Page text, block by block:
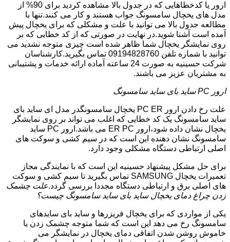
ارور یا کدخطاهایی که در جدول بالا مشاهده کردید برای 90% از
مدل های یخچال سامسونگ جواب هستند و کار می کنند.تنها با
مطالعه جدول بالا می توانید با علت و مشکلی که برای یخچال پیش
آمده است آشنا شوید.در نهایت در صورتی که از کد خطایی که بر
روی نمایشگر یخچال شما ظاهر شده است چیزی متوجه نشدید می
توانید با شماره تلفن 09194828760 تماس بگیرید.کارشناسان
شرکت حسینیه به صورت 24 ساعته آماده ارائه خدمات و پشتیبانی
به مشتریان عزیز می باشند.
ارور PC ساید بای ساید سامسونگ
علت رخ دادن ارور PC ER یخچال سامسونگدر مدل ای ساید بای
ساید سامسونگ یک کد خطایی که اغلب می تواند بر روی نمایشگر
یخچال نشان داده شود،ارور ER PC می باشد.ارور PC ساید
سامسونگ نشان دهنده این است که در سیم کشی و سوکت های
اصلی ارتباطی دستگاه مشکلی وجود دارد.
برای حل مشکل پیشنهاد حسینیه این است که با نمایندگی مجاز
تعمیرات یخچال SAMSUNG تماس بگیرید تا سیم کشی و سوکت
های اصلی برق و ارتباطی دستگاه مجددا بررسی گردد.علت چشمک
زدن چراغ دمای یخچال ساید بای ساید سامسونگ چیست؟
یکی از مواردی که برای یخچال فریزرها و ساید بای سایدهای
سامسونگ رخ می دهد این است که شما متوجه چشمک زدن یا
خاموش روشن شدن اتفاقی دمای یخچال در نمایشگر می